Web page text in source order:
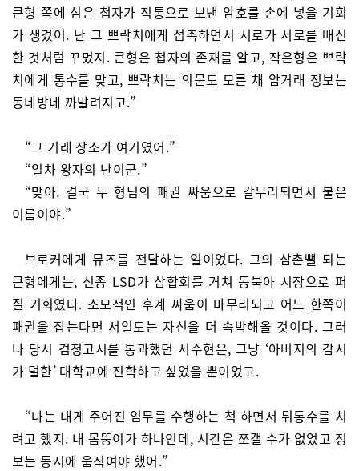
큰형 쪽에 심은 첩자가 직통으로 보낸 암호를 손에 넣을 기회
가 생겼어. 난 그 쁘락치에게 접촉하면서 서로가 서로를 배신
한 것처럼 꾸몄지. 큰형은 첩자의 존재를 알고, 작은형은 쁘락
치에게 통수를 맞고, 쁘락치는 의문도 모른 채 암거래 정보는
동네방네 까발려지고.”
“그 거래 장소가 여기였어.”
“일차 왕자의 난이군.”
“맞아. 결국 두 형님의 패권 싸움으로 갈무리되면서 붙은
이름이야.”
브로커에게 뮤즈를 전달하는 일이었다. 그의 삼촌뻘 되는
큰형에게는, 신종 LSD가 삼합회를 거쳐 동북아 시장으로 퍼
질 기회였다. 소모적인 후계 싸움이 마무리되고 어느 한쪽이
패권을 잡는다면 서일도는 자신을 더 속박해올 것이다. 그러
나 당시 검정고시를 통과했던 서수현은, 그냥 ‘아버지의 감시
가 덜한’ 대학교에 진학하고 싶었을 뿐이었고.
“나는 내게 주어진 임무를 수행하는 척 하면서 뒤통수를 치
려고 했지. 내 몸뚱이가 하나인데, 시간은 쪼갤 수가 없었고 정
보는 동시에 움직여야 했어.”